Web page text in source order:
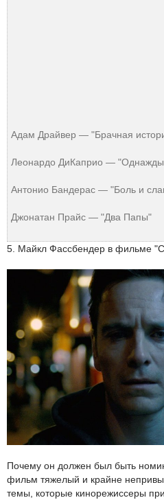
Адам Драйвер — "Брачная
Леонардо ДиКаприо —
Антонио Бандерас — "Боль и
Джонатан Прайс — "Два Папы"
5. Майкл Фассбендер в фильме
Почему он должен был быть
фильм тяжелый и крайне
темы, которые кинорежиссеры